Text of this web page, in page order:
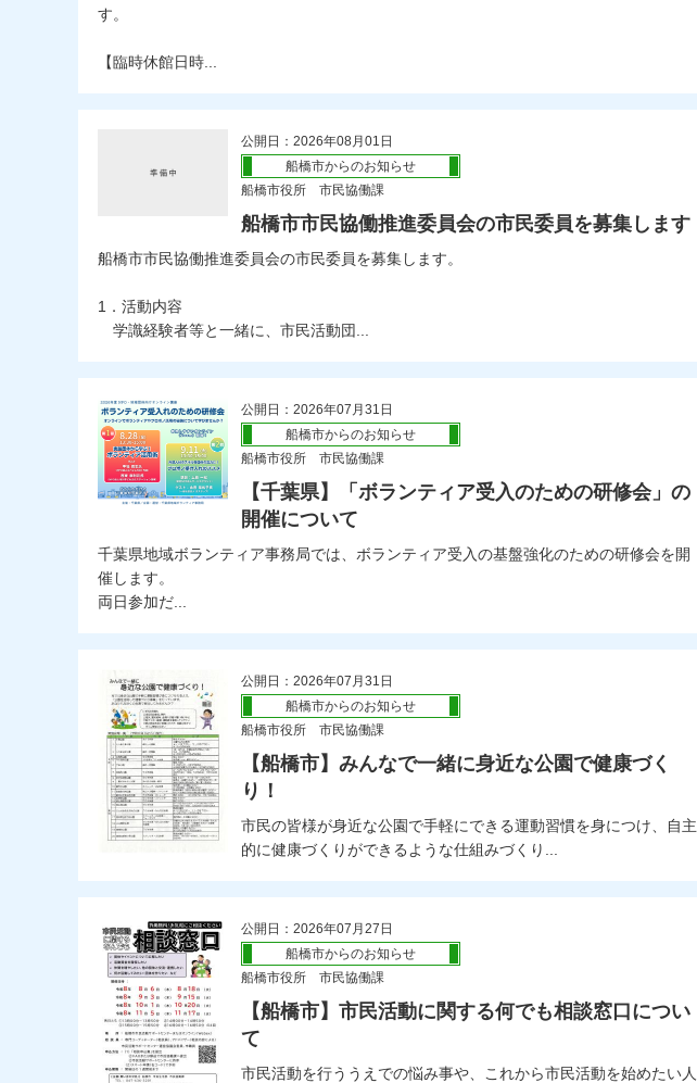
す。
【臨時休館日時...
公開日：2026年08月01日
船橋市からのお知らせ
船橋市役所 市民協働課
船橋市市民協働推進委員会の市民委員を募集します
船橋市市民協働推進委員会の市民委員を募集します。
1．活動内容
学識経験者等と一緒に、市民活動団...
公開日：2026年07月31日
船橋市からのお知らせ
船橋市役所 市民協働課
【千葉県】「ボランティア受入のための研修会」の
開催について
千葉県地域ボランティア事務局では、ボランティア受入の基盤強化のための研修会を開
催します。
両日参加だ...
公開日：2026年07月31日
船橋市からのお知らせ
船橋市役所 市民協働課
【船橋市】みんなで一緒に身近な公園で健康づく
り！
市民の皆様が身近な公園で手軽にできる運動習慣を身につけ、自主
的に健康づくりができるような仕組みづくり...
公開日：2026年07月27日
船橋市からのお知らせ
船橋市役所 市民協働課
【船橋市】市民活動に関する何でも相談窓口につい
て
市民活動を行ううえでの悩み事や、これから市民活動を始めたい人